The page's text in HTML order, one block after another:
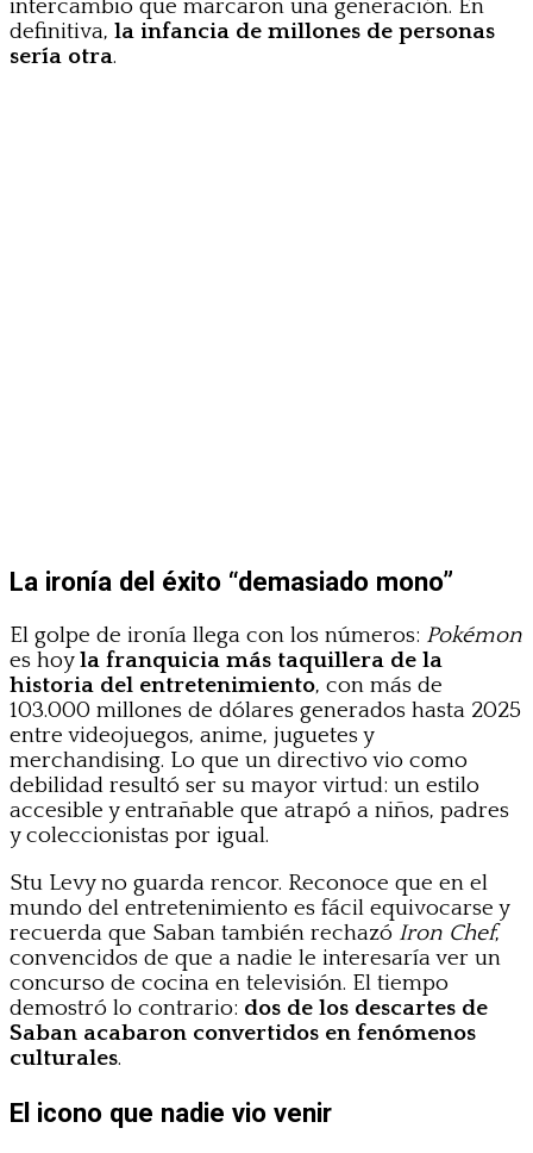
intercambio que marcaron una generación. En
definitiva, la infancia de millones de personas
sería otra.
La ironía del éxito “demasiado mono”
El golpe de ironía llega con los números: Pokémon
es hoyla franquicia más taquillera de la
historia del entretenimiento, con más de
103.000 millones de dólares generados hasta 2025
entre videojuegos, anime, juguetes y
merchandising. Lo que un directivo vio como
debilidad resultó ser su mayor virtud: un estilo
accesible y entrañable que atrapó a niños, padres
y coleccionistas por igual.
Stu Levy no guarda rencor. Reconoce que en el
mundo del entretenimiento es fácil equivocarse y
recuerda que Saban también rechazó Iron Chef,
convencidos de que a nadie le interesaría ver un
concurso de cocina en televisión. El tiempo
demostró lo contrario: dos de los descartes de
Saban acabaron convertidos en fenómenos
culturales.
El icono que nadie vio venir